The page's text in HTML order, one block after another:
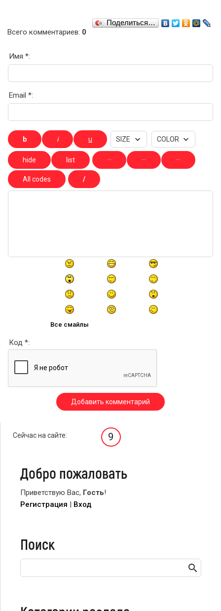
Поделиться…
Всего комментариев: 0
Имя *:
Email *:
Все смайлы
Код *:
Сейчас на сайте: 9
Добро пожаловать
Приветствую Вас, Гость!
Регистрация | Вход
Поиск